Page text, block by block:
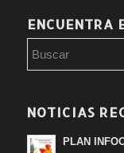
ENCUENTRA
NOTICIAS
PLAN